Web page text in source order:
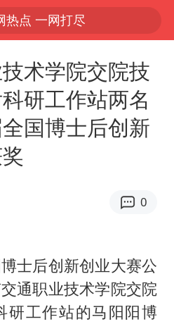
热点 一网打尽
术学院交院技
研工作站两名
国博士后创新
0
士后创新创业大赛公
通职业技术学院交院
研工作站的马阳阳博